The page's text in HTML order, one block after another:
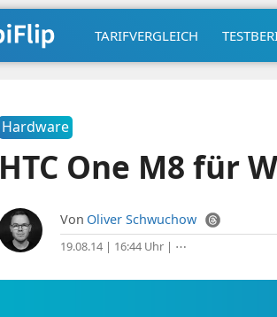
TARIFVERGLEICH
Hardware
HTC One M8 für
Von Oliver Schwuchow
19.08.14 | 16:44 Uhr| ⋯